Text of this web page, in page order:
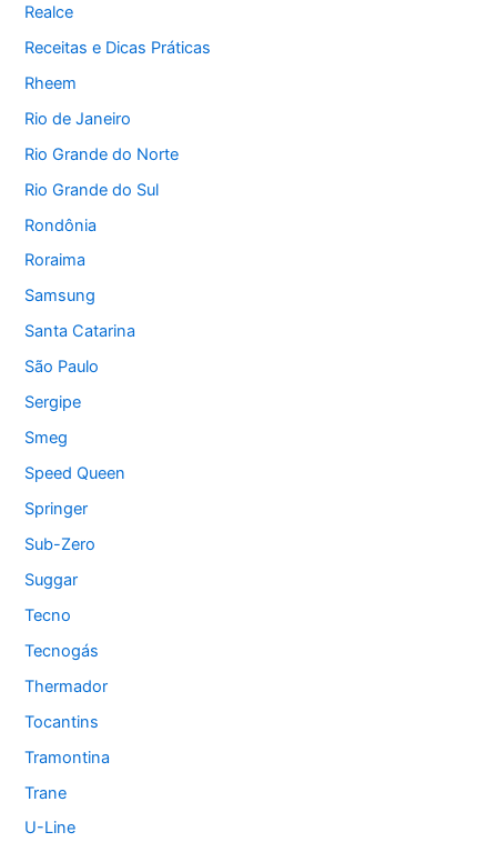
Realce
Receitas e Dicas Práticas
Rheem
Rio de Janeiro
Rio Grande do Norte
Rio Grande do Sul
Rondônia
Roraima
Samsung
Santa Catarina
São Paulo
Sergipe
Smeg
Speed Queen
Springer
Sub-Zero
Suggar
Tecno
Tecnogás
Thermador
Tocantins
Tramontina
Trane
U-Line